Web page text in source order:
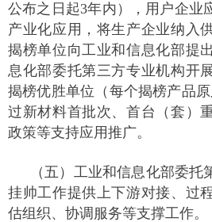
公布之日起3年内），用户企业
产业化应用，将生产企业纳入
揭榜单位向工业和信息化部提
息化部委托第三方专业机构开
揭榜优胜单位（每个揭榜产品
过新材料首批次、首台（套）
政策等支持应用推广。
（五）工业和信息化部委
挂帅工作提供上下游对接、过
估组织、协调服务等支撑工作。